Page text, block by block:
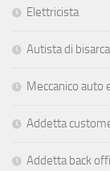
Elettricista
Autista di bisarca
Meccanico auto
Addetta
Addetta back